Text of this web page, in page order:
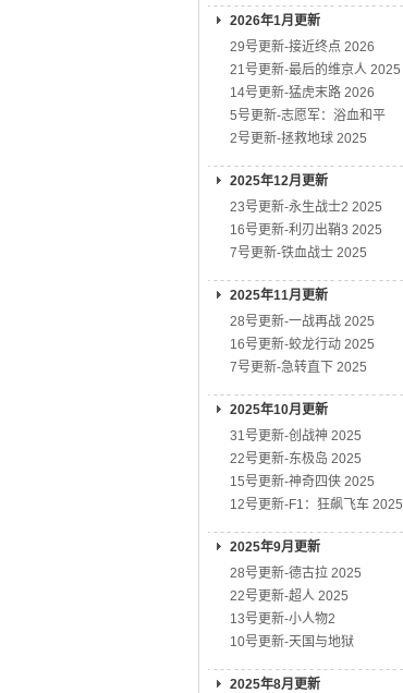
2026年1月更新
29号更新-接近终点 2026
21号更新-最后的维京人 2025
14号更新-猛虎末路 2026
5号更新-志愿军：浴血和平
2号更新-拯救地球 2025
2025年12月更新
23号更新-永生战士2 2025
16号更新-利刃出鞘3 2025
7号更新-铁血战士 2025
2025年11月更新
28号更新-一战再战 2025
16号更新-蛟龙行动 2025
7号更新-急转直下 2025
2025年10月更新
31号更新-创战神 2025
22号更新-东极岛 2025
15号更新-神奇四侠 2025
12号更新-F1：狂飙飞车 2025
2025年9月更新
28号更新-德古拉 2025
22号更新-超人 2025
13号更新-小人物2
10号更新-天国与地狱
2025年8月更新